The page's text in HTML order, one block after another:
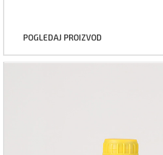
POGLEDAJ PROIZVOD